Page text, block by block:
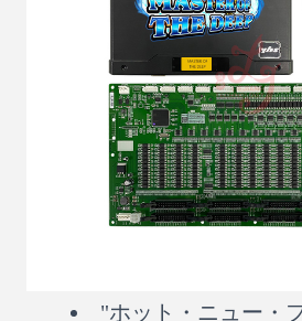
"ホット・ニュー・